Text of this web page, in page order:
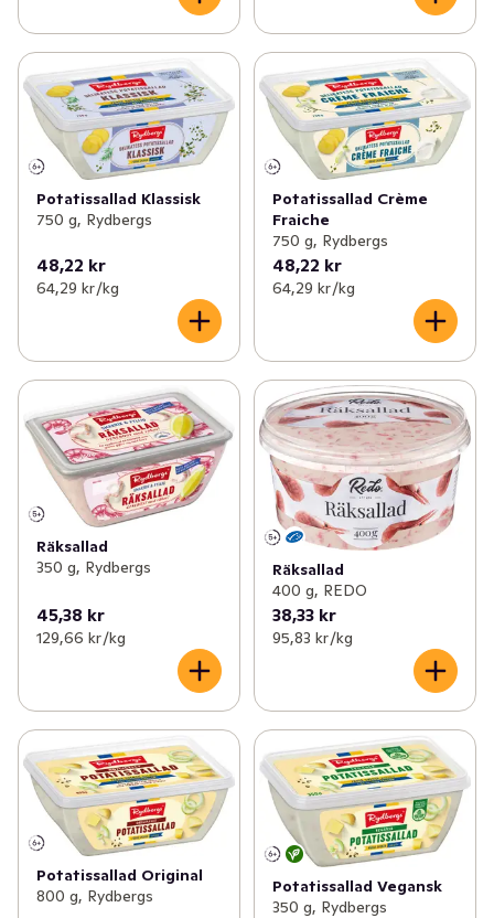
Potatissallad Klassisk
750 g, Rydbergs
48,22 kr
64,29 kr /kg
Potatissallad Crème
Fraiche
750 g, Rydbergs
48,22 kr
64,29 kr /kg
Räksallad
350 g, Rydbergs
45,38 kr
129,66 kr /kg
Räksallad
400 g, REDO
38,33 kr
95,83 kr /kg
Potatissallad Original
800 g, Rydbergs
Potatissallad Vegansk
350 g, Rydbergs